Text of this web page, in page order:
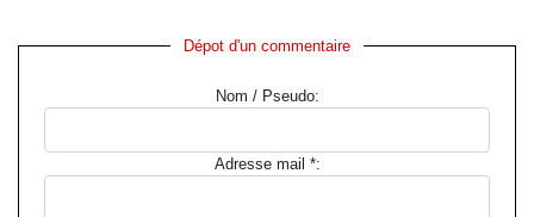
Dépot d'un commentaire
Nom / Pseudo:
Adresse mail *: